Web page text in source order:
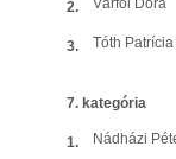
2.
3. Tóth Patrícia
7. kategória
1. Nádházi